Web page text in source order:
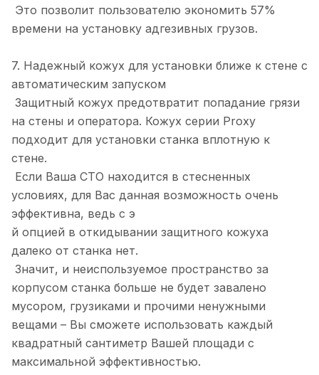
Это позволит пользователю экономить 57%
времени на установку адгезивных грузов.
7. Надежный кожух для установки ближе к стене с
автоматическим запуском
Защитный кожух предотвратит попадание грязи
на стены и оператора. Кожух серии Proxy
подходит для установки станка вплотную к
стене.
Если Ваша СТО находится в стесненных
условиях, для Вас данная возможность очень
эффективна, ведь с э
й опцией в откидывании защитного кожуха
далеко от станка нет.
Значит, и неиспользуемое пространство за
корпусом станка больше не будет завалено
мусором, грузиками и прочими ненужными
вещами – Вы сможете использовать каждый
квадратный сантиметр Вашей площади с
максимальной эффективностью.